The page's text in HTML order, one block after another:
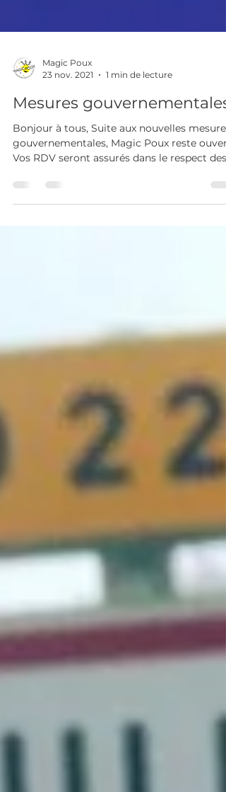
23 nov. 2021
1 min de lecture
Mesures gouvernementales
Bonjour à tous, Suite aux nouvelles mesures
Vos RDV seront assurés dans le respect des
règles...